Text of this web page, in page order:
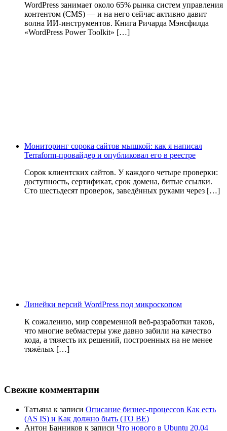
WordPress занимает около 65% рынка систем управления
контентом (CMS) — и на него сейчас активно давит
волна ИИ‑инструментов. Книга Ричарда Мэнсфилда
«WordPress Power Toolkit» […]
Мониторинг сорока сайтов мышкой: как я написал
Terraform-провайдер и опубликовал его в реестре
Сорок клиентских сайтов. У каждого четыре проверки:
доступность, сертификат, срок домена, битые ссылки.
Сто шестьдесят проверок, заведённых руками через […]
Линейки версий WordPress под микроскопом
К сожалению, мир современной веб-разработки таков,
что многие вебмастеры уже давно забили на качество
кода, а тяжесть их решений, построенных на не менее
тяжёлых […]
Свежие комментарии
Татьяна к записи Описание бизнес-процессов Как есть
(AS IS) и Как должно быть (TO BE)
Антон Банников к записи Что нового в Ubuntu 20.04